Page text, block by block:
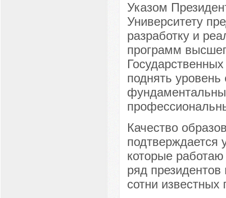
Указом
Университету
разработку и
программ
поднять уровень
Качество
подтверждается
которые
ряд
сотни